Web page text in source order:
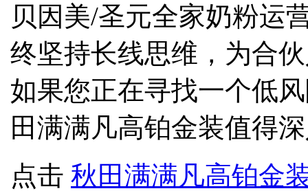
贝因美/圣元全家奶粉运
终坚持长线思维，为合
如果您正在寻找一个低
田满满凡高铂金装值得
点击 秋田满满凡高铂金